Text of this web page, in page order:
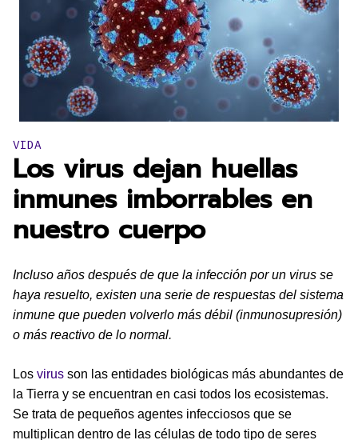
Publicado en:
VIDA
Los virus dejan huellas
inmunes imborrables en
nuestro cuerpo
Incluso años después de que la infección por un virus se
haya resuelto, existen una serie de respuestas del sistema
inmune que pueden volverlo más débil (inmunosupresión)
o más reactivo de lo normal.
Los virus son las entidades biológicas más abundantes de
la Tierra y se encuentran en casi todos los ecosistemas.
Se trata de pequeños agentes infecciosos que se
multiplican dentro de las células de todo tipo de seres